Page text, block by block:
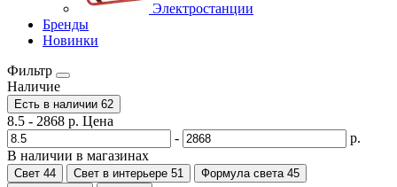
Электростанции
Бренды
Новинки
Фильтр
Наличие
Есть в наличии 62
8.5 - 2868 р. Цена
-
р.
В наличии в магазинах
Свет 44 Свет в интерьере 51 Формула света 45